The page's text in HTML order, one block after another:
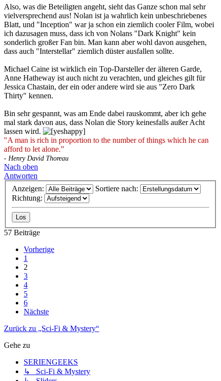
Also, was die Beteiligten angeht, sieht das Ganze schon mal sehr
vielversprechend aus! Nolan ist ja wahrlich kein unbeschriebenes
Blatt, und "Inception" war ja schon ein ziemlich cooler Film, wobei
ich dazusagen muss, dass ich von Nolans "Dark Knight" kein
sonderlich großer Fan bin. Man kann aber wohl davon ausgehen,
dass auch "Interstellar" ziemlich düster ausfallen sollte.
Michael Caine ist wirklich ein Top-Darsteller der älteren Garde,
Anne Hatheway ist auch nicht zu verachten, und gleiches gilt für
Jessica Chastain, der ein oder andere wird sie aus "Zero Dark
Thirty" kennen.
Bin sehr gespannt, was am Ende dabei rauskommt, aber ich gehe
mal stark davon aus, dass Nolan die Story keinesfalls außer Acht
lassen wird.
"A man is rich in proportion to the number of things which he can
afford to let alone.”
- Henry David Thoreau
Nach oben
Antworten
Anzeigen:
Sortiere nach:
Richtung:
57 Beiträge
Vorherige
1
2
3
4
5
6
Nächste
Zurück zu „Sci-Fi & Mystery“
Gehe zu
SERIENGEEKS
↳ Sci-Fi & Mystery